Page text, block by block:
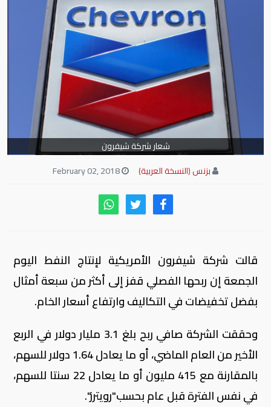
شعار شركة شيفرون
بزنس (النسخة العربية)
قالت شركة شيفرون الأمريكية لإنتاج النفط اليوم
الجمعة إن ربحها الفصلي قفز إلى أكثر من سبعة أمثال
بفضل تخفيضات في التكاليف وارتفاع أسعار الخام.
وحققت الشركة صافي ربح بلغ 3.1 مليار دولار في الربع
الأخير من العام الماضي، أو ما يعادل 1.64 دولار للسهم،
بالمقارنة مع 415 مليون أو ما يعادل 22 سنتا للسهم،
في نفس الفترة قبل عام بحسب"رويترز".